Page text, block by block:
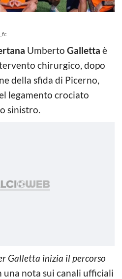
Umberto Galletta è
chirurgico, dopo
della sfida di Picerno,
legamento crociato
sinistro.
Galletta inizia il percorso
una nota sui canali ufficiali